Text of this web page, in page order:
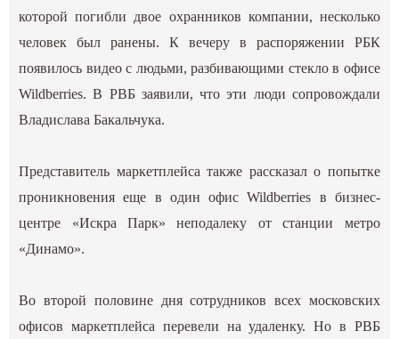
которой погибли двое охранников компании, несколько
человек был ранены. К вечеру в распоряжении РБК
появилось видео с людьми, разбивающими стекло в офисе
Wildberries. В РВБ заявили, что эти люди сопровождали
Владислава Бакальчука.
Представитель маркетплейса также рассказал о попытке
проникновения еще в один офис Wildberries в бизнес-
центре «Искра Парк» неподалеку от станции метро
«Динамо».
Во второй половине дня сотрудников всех московских
офисов маркетплейса перевели на удаленку. Но в РВБ